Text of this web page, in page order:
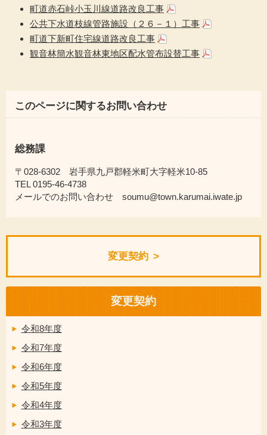
町道赤石峠小玉川線道路改良工事
公共下水道枝線管路施設（２６－１）工事
町道下新町住宅線道路改良工事
観音林簡水観音林東地区配水管布設替工事
このページに関するお問い合わせ
総務課
〒028-6302 岩手県九戸郡軽米町大字軽米10-85
TEL 0195-46-4738
メールでのお問い合わせ soumu@town.karumai.iwate.jp
変更契約
変更契約
令和8年度
令和7年度
令和6年度
令和5年度
令和4年度
令和3年度